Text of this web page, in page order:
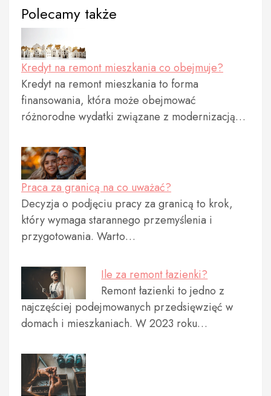
Polecamy także
Kredyt na remont mieszkania co obejmuje?
Kredyt na remont mieszkania to forma
finansowania, która może obejmować
różnorodne wydatki związane z modernizacją…
Praca za granicą na co uważać?
Decyzja o podjęciu pracy za granicą to krok,
który wymaga starannego przemyślenia i
przygotowania. Warto…
Ile za remont łazienki?
Remont łazienki to jedno z
najczęściej podejmowanych przedsięwzięć w
domach i mieszkaniach. W 2023 roku…